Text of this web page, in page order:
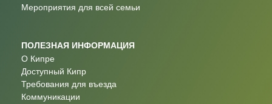
Мероприятия для всей семьи
ПОЛЕЗНАЯ ИНФОРМАЦИЯ
О Кипре
Доступный Кипр
Требования для въезда
Коммуникации